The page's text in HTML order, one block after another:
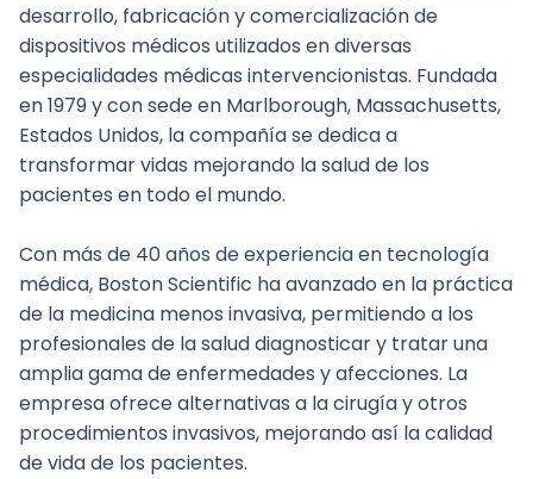
desarrollo, fabricación y comercialización de
dispositivos médicos utilizados en diversas
especialidades médicas intervencionistas. Fundada
en 1979 y con sede en Marlborough, Massachusetts,
Estados Unidos, la compañía se dedica a
transformar vidas mejorando la salud de los
pacientes en todo el mundo.
Con más de 40 años de experiencia en tecnología
médica, Boston Scientific ha avanzado en la práctica
de la medicina menos invasiva, permitiendo a los
profesionales de la salud diagnosticar y tratar una
amplia gama de enfermedades y afecciones. La
empresa ofrece alternativas a la cirugía y otros
procedimientos invasivos, mejorando así la calidad
de vida de los pacientes.